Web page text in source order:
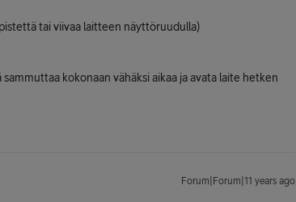
tai viivaa laitteen näyttöruudulla)
kokonaan vähäksi aikaa ja avata laite hetken
Forum|Forum|11 years ago